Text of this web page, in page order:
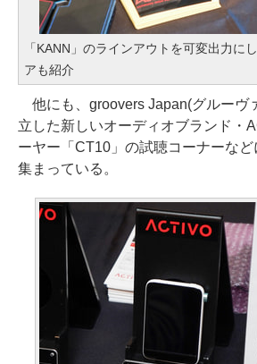
「KANN」のラインアウトを可変出力に
アも紹介
他にも、groovers Japan(グルーヴ
立した新しいオーディオブランド・
ーヤー「CT10」の試聴コーナーな
集まっている。